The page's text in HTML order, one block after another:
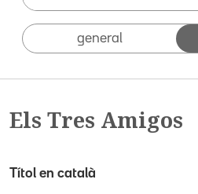
general
Els Tres Amigos
Títol en català